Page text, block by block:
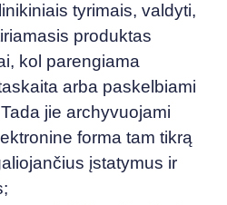
tyrimais, valdyti,
produktas
kol parengiama
arba paskelbiami
jie archyvuojami
forma tam tikrą
įstatymus ir